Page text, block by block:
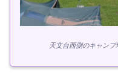
天文台西側のキャン